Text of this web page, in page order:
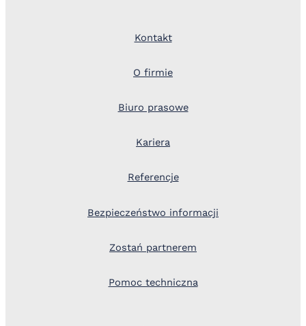
Kontakt
O firmie
Biuro prasowe
Kariera
Referencje
Bezpieczeństwo informacji
Zostań partnerem
Pomoc techniczna